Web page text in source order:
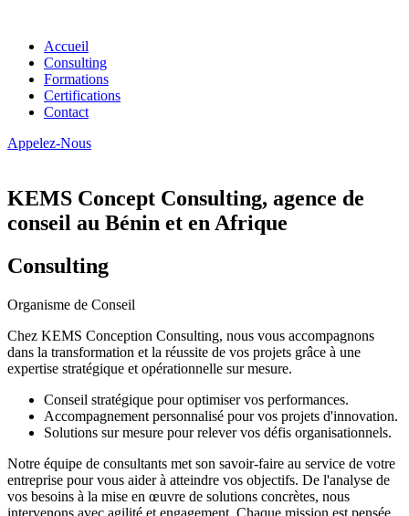
Accueil
Consulting
Formations
Certifications
Contact
Appelez-Nous
KEMS Concept Consulting, agence de
conseil au Bénin et en Afrique
Consulting
Organisme de Conseil
Chez KEMS Conception Consulting, nous vous accompagnons
dans la transformation et la réussite de vos projets grâce à une
expertise stratégique et opérationnelle sur mesure.
Conseil stratégique pour optimiser vos performances.
Accompagnement personnalisé pour vos projets d'innovation.
Solutions sur mesure pour relever vos défis organisationnels.
Notre équipe de consultants met son savoir-faire au service de votre
entreprise pour vous aider à atteindre vos objectifs. De l'analyse de
vos besoins à la mise en œuvre de solutions concrètes, nous
intervenons avec agilité et engagement. Chaque mission est pensée